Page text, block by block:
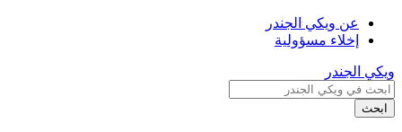
عن ويكي الجندر
إخلاء مسؤولية
ويكي الجندر
ابحث